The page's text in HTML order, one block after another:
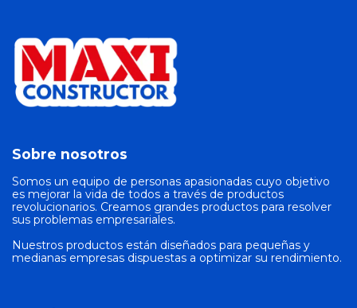
Sobre nosotros
Somos un equipo de personas apasionadas cuyo objetivo
es mejorar la vida de todos a través de productos
revolucionarios. Creamos grandes productos para resolver
sus problemas empresariales.
Nuestros productos están diseñados para pequeñas y
medianas empresas dispuestas a optimizar su rendimiento.